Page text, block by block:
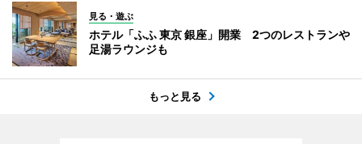
見る・遊ぶ
ホテル「ふふ 東京 銀座」開業 2つのレストランや
足湯ラウンジも
もっと見る